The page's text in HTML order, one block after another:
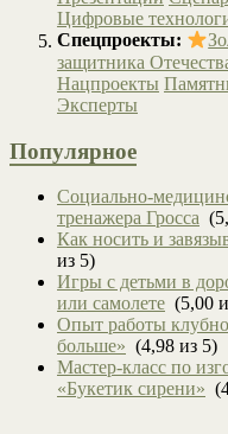
Цифровые
Спецпроекты:
защитника
Нацпроекты
Эксперты
Популярное
Социально-
тренажера Гросса
Как носить и
из 5)
Игры с детьми в
или самолете (5,00
Опыт работы
больше» (4,98 из 5)
Мастер-класс по
«Букетик сирени»